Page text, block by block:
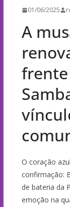
01/06/2025
A
frente
O coração
confirmação:
de bateria da
emoção na